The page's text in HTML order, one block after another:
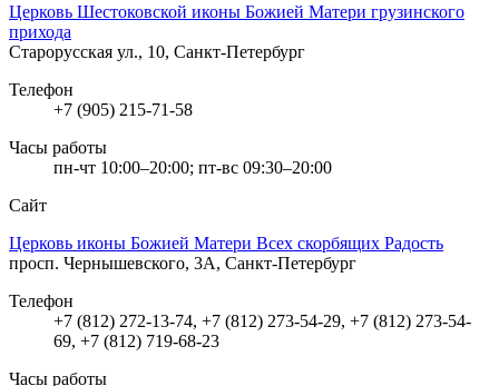
Церковь Шестоковской иконы Божией Матери грузинского
прихода
Старорусская ул., 10, Санкт-Петербург
Телефон
+7 (905) 215-71-58
Часы работы
пн-чт 10:00–20:00; пт-вс 09:30–20:00
Сайт
Церковь иконы Божией Матери Всех скорбящих Радость
просп. Чернышевского, 3А, Санкт-Петербург
Телефон
+7 (812) 272-13-74, +7 (812) 273-54-29, +7 (812) 273-54-
69, +7 (812) 719-68-23
Часы работы